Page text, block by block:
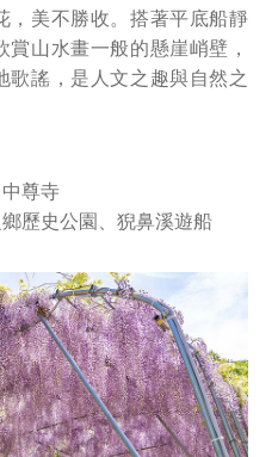
，美不勝收。搭著平底船靜
山水畫一般的懸崖峭壁，
歌謠，是人文之趣與自然之
尊寺
歷史公園、猊鼻溪遊船